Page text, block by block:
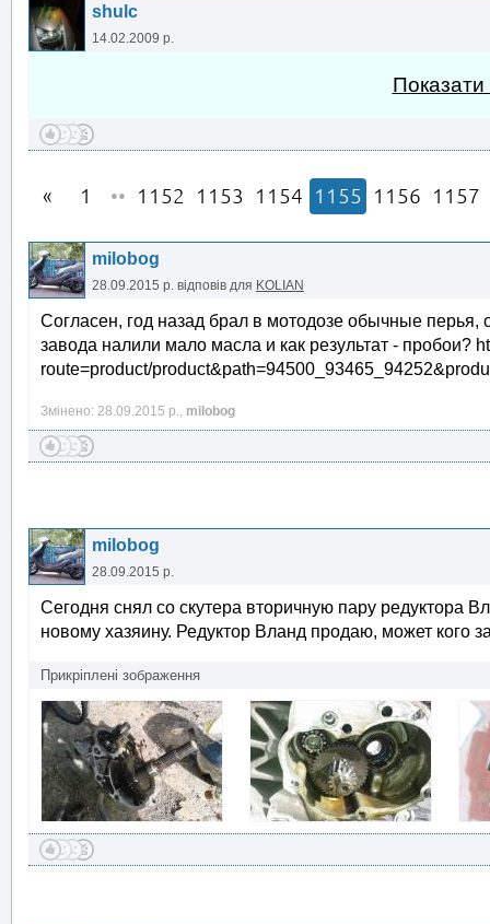
shulc
14.02.2009 р.
Показати
1 •• 1152 1153 1154 1155 1156 1157
milobog
28.09.2015 р. відповів для KOLIAN
Согласен, год назад брал в мотодозе обычные
завода налили мало масла и как результат - пробои?
route=product/
Змінено: 28.09.2015 р., milobog
milobog
28.09.2015 р.
Сегодня снял со скутера вторичную пару редуктора
новому хазяину. Редуктор Вланд продаю, может кого
Прикріплені зображення